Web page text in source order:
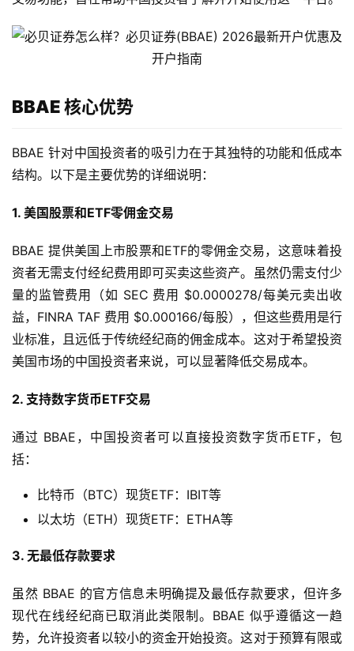
BBAE 核心优势
BBAE 针对中国投资者的吸引力在于其独特的功能和低成本
结构。以下是主要优势的详细说明：
1. 美国股票和ETF零佣金交易
BBAE 提供美国上市股票和ETF的零佣金交易，这意味着投
资者无需支付经纪费用即可买卖这些资产。虽然仍需支付少
量的监管费用（如 SEC 费用 $0.0000278/每美元卖出收
益，FINRA TAF 费用 $0.000166/每股），但这些费用是行
业标准，且远低于传统经纪商的佣金成本。这对于希望投资
美国市场的中国投资者来说，可以显著降低交易成本。
2. 支持数字货币ETF交易
通过 BBAE，中国投资者可以直接投资数字货币ETF，包
括：
比特币（BTC）现货ETF：IBIT等
以太坊（ETH）现货ETF：ETHA等
3. 无最低存款要求
虽然 BBAE 的官方信息未明确提及最低存款要求，但许多
现代在线经纪商已取消此类限制。BBAE 似乎遵循这一趋
势，允许投资者以较小的资金开始投资。这对于预算有限或